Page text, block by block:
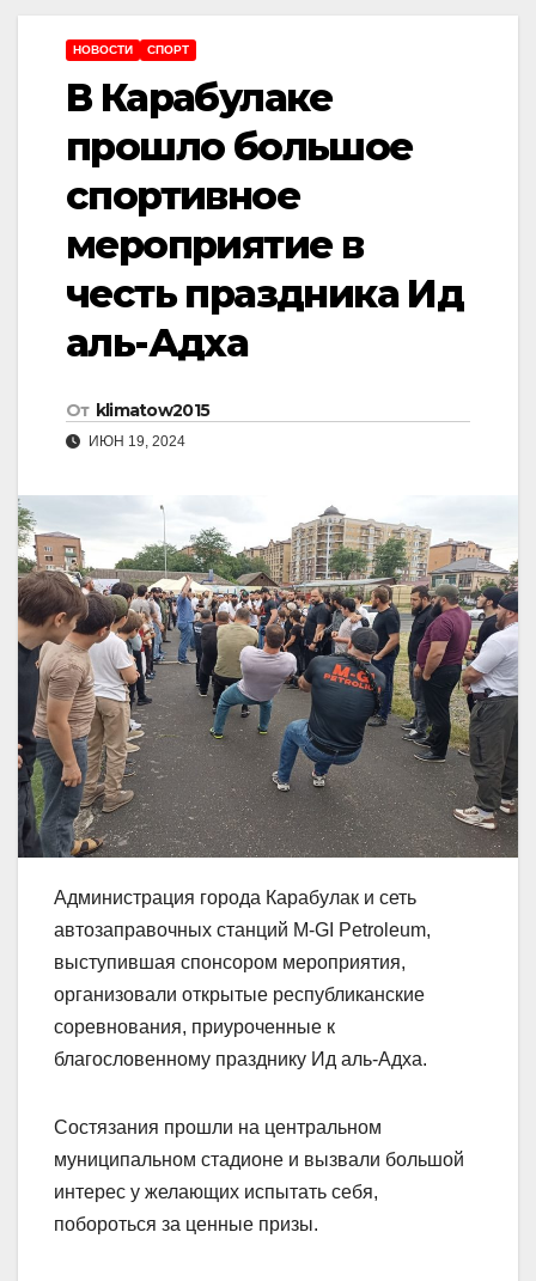
НОВОСТИ СПОРТ
В Карабулаке
прошло большое
спортивное
мероприятие в
честь праздника Ид
аль-Адха
От klimatow2015
ИЮН 19, 2024
Администрация города Карабулак и сеть
автозаправочных станций M-GI Petroleum,
выступившая спонсором мероприятия,
организовали открытые республиканские
соревнования, приуроченные к
благословенному празднику Ид аль-Адха.
Состязания прошли на центральном
муниципальном стадионе и вызвали большой
интерес у желающих испытать себя,
побороться за ценные призы.